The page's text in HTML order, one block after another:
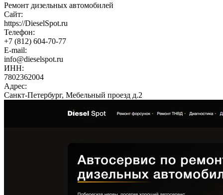
Ремонт дизельных автомобилей
Сайт:
https://DieselSpot.ru
Телефон:
+7 (812) 604-70-77
E-mail:
info@dieselspot.ru
ИНН:
7802362004
Адрес:
Санкт-Петербург, Мебельный проезд д.2